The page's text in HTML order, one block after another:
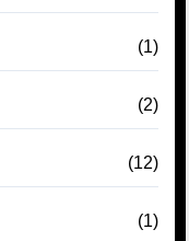
(1)
(2)
(12)
(1)